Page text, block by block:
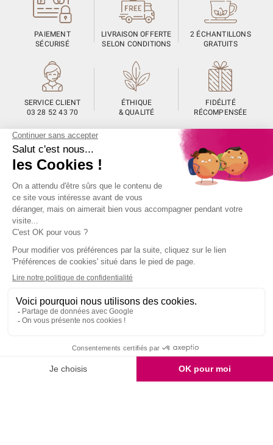
PAIEMENT
SÉCURISÉ
LIVRAISON OFFERTE
SELON CONDITIONS
2 ÉCHANTILLONS
GRATUITS
SERVICE CLIENT
03 28 52 43 70
ÉTHIQUE
& QUALITÉ
FIDÉLITÉ
RÉCOMPENSÉE
Unami
UNAMI Maison de
Thé
Ateliers Unami
Contactez-nous
Livraison
Conditions de
vente